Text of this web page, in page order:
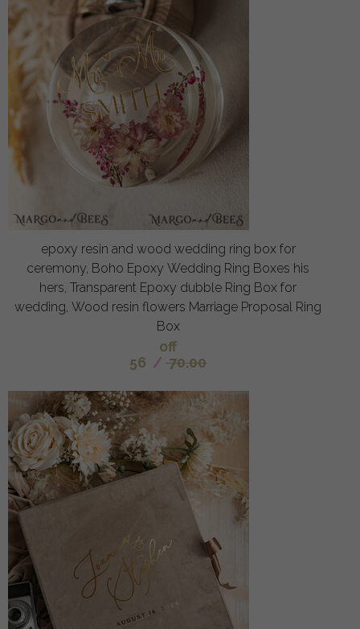
epoxy resin and wood wedding ring box for
ceremony, Boho Epoxy Wedding Ring Boxes his
hers, Transparent Epoxy dubble Ring Box for
wedding, Wood resin flowers Marriage Proposal Ring
Box
off
56 / 70.00